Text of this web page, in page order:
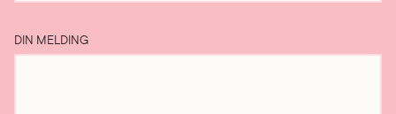
DIN MELDING